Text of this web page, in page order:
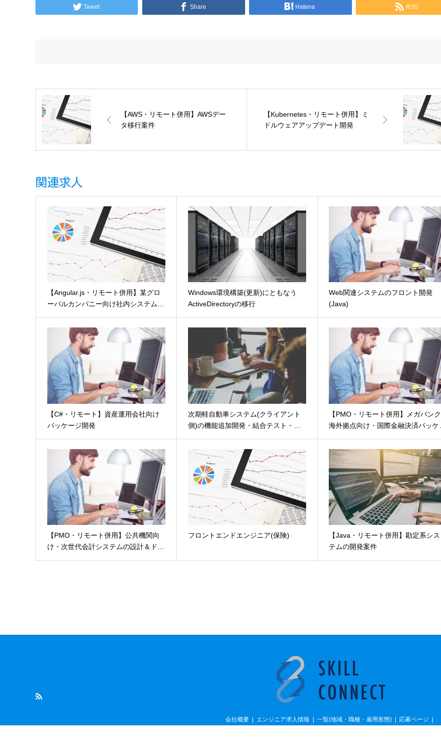
Tweet Share Hatena RSS
【AWS・リモート併用】AWSデー
タ移行案件
【Kubernetes・リモート併用】ミ
ドルウェアアップデート開発
関連求人
【Angular.js・リモート併用】某グロ
ーバルカンパニー向け社内システム…
Windows環境構築(更新)にともなう
ActiveDirectoryの移行
Web関連システムのフロント開発
(Java)
【C#・リモート】資産運用会社向け
パッケージ開発
次期軽自動車システム(クライアント
側)の機能追加開発・結合テスト・…
【PMO・リモート併用】メガバンク
海外拠点向け・国際金融決済パッ
【PMO・リモート併用】公共機関向
け・次世代会計システムの設計＆ド…
フロントエンドエンジニア(保険)
【Java・リモート併用】勘定系シス
テムの開発案件
会社概要 エンジニア求人情報 一覧(地域・職種・雇用形態)
応募ページ